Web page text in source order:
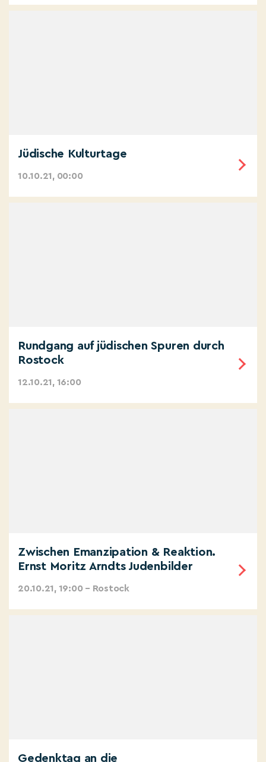
Jüdische Kulturtage
10.10.21, 00:00
Rundgang auf jüdischen Spuren durch
Rostock
12.10.21, 16:00
Zwischen Emanzipation & Reaktion.
Ernst Moritz Arndts Judenbilder
20.10.21, 19:00 – Rostock
Gedenktag an die